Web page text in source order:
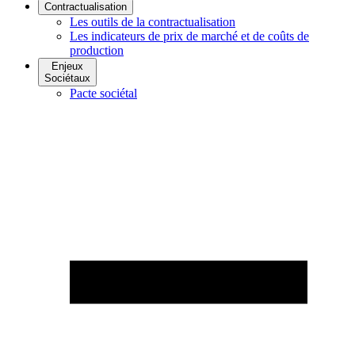
Contractualisation
Les outils de la contractualisation
Les indicateurs de prix de marché et de coûts de
production
Enjeux
Sociétaux
Pacte sociétal